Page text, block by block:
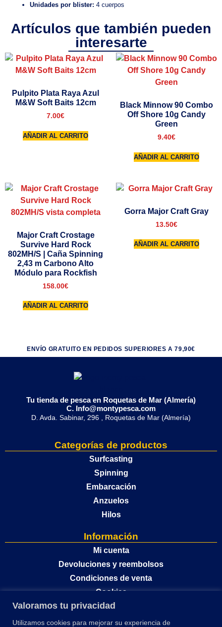
Valoramos tu privacidad
Utilizamos cookies para mejorar su experiencia de
Unidades por blister: 4 cuerpos
Artículos que también pueden
interesarte
Pulpito Plata Raya Azul
M&W Soft Baits 12cm
7.00€
AÑADIR AL CARRITO
Black Minnow 90 Combo
Off Shore 10g Candy
Green
9.40€
AÑADIR AL CARRITO
Major Craft Crostage
Survive Hard Rock
802MH/S | Caña Spinning
2,43 m Carbono Alto
Módulo para Rockfish
158.00€
AÑADIR AL CARRITO
Gorra Major Craft Gray
13.50€
AÑADIR AL CARRITO
ENVÍO GRATUITO EN PEDIDOS SUPERIORES A 79,90€
Tu tienda de pesca en Roquetas de Mar (Almería)
C. Info@montypesca.com
D. Avda. Sabinar, 296 , Roquetas de Mar (Almería)
Categorías de productos
Surfcasting
Spinning
Embarcación
Anzuelos
Hilos
Información
Mi cuenta
Devoluciones y reembolsos
Condiciones de venta
Cookies
Política de privacidad